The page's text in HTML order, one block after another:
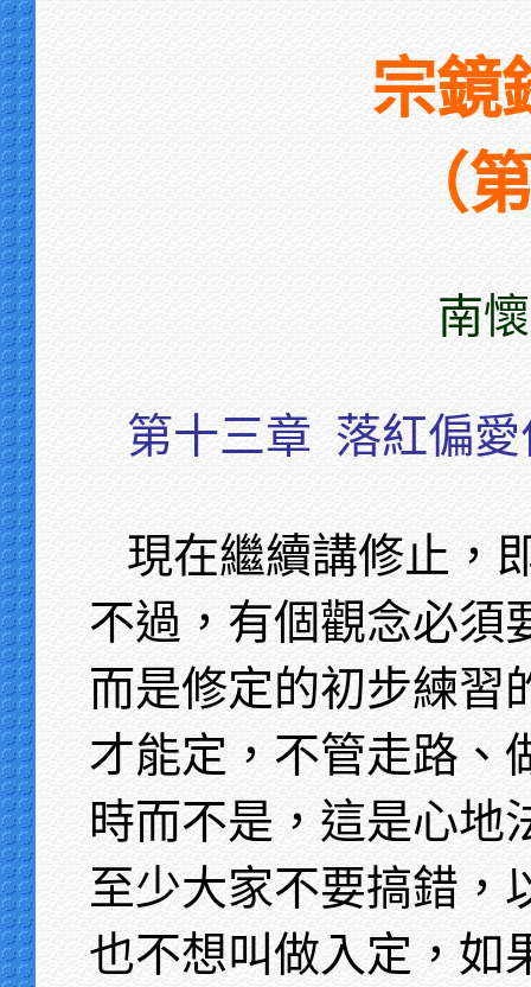
宗鏡
（
南
第十三章 落紅偏
現在繼續講修止，
不過，有個觀念必須
而是修定的初步練習
才能定，不管走路、
時而不是，這是心地
至少大家不要搞錯，
也不想叫做入定，如